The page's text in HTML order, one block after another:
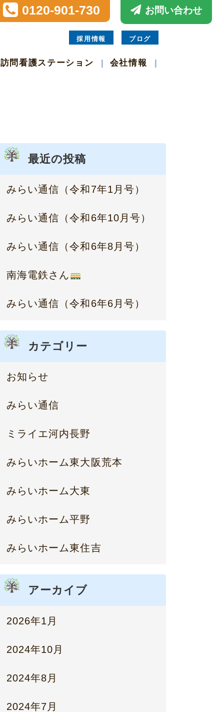
0120-901-730 お問い合わせ
訪問看護ステーション 会社情報
ブログ
採用情報
最近の投稿
みらい通信（令和7年1月号）
みらい通信（令和6年10月号）
みらい通信（令和6年8月号）
南海電鉄さん
みらい通信（令和6年6月号）
カテゴリー
お知らせ
みらい通信
ミライエ河内長野
みらいホーム東大阪荒本
みらいホーム大東
みらいホーム平野
みらいホーム東住吉
アーカイブ
2026年1月
2024年10月
2024年8月
2024年7月